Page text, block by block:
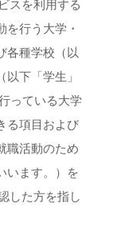
スを利用する
を行う大学・
各種学校（以
下「学生」
っている大学
る項目および
職活動のため
います。）を
した方を指し